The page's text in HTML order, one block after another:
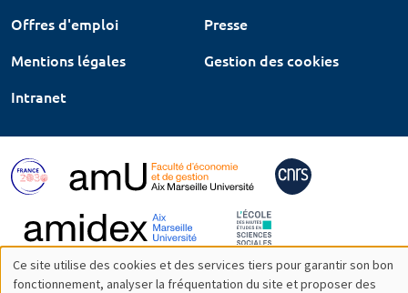
Offres d'emploi
Presse
Mentions légales
Gestion des cookies
Intranet
Ce site utilise des cookies et des services tiers pour garantir son bon
fonctionnement, analyser la fréquentation du site et proposer des